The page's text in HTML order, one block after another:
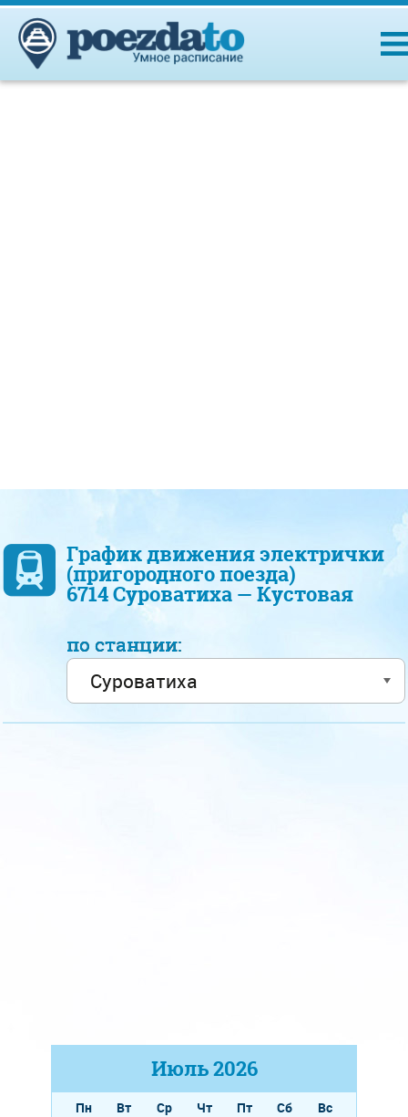
График движения электрички
(пригородного поезда)
6714 Суроватиха — Кустовая
по станции:
Июль2026
Пн Вт Ср Чт Пт Сб
Вс